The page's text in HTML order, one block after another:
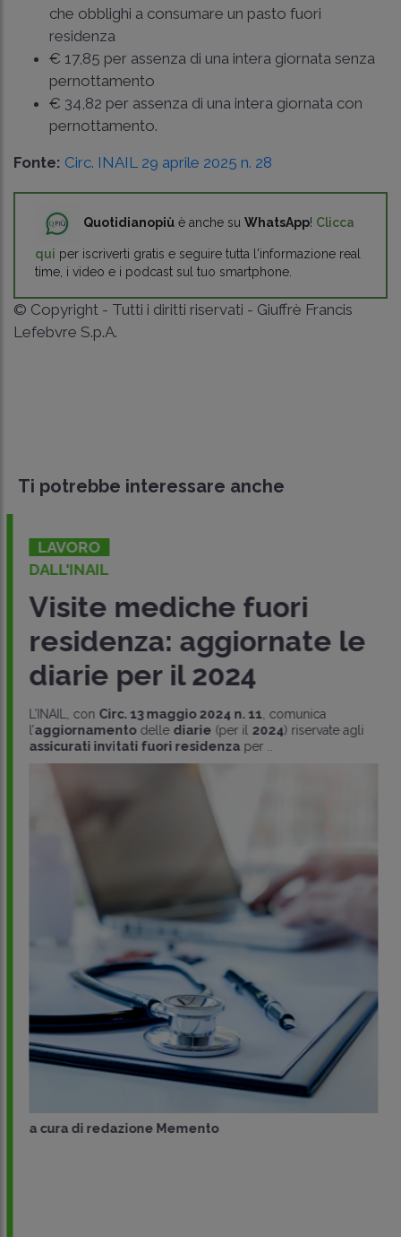
che obblighi a consumare un pasto fuori
residenza
€ 17,85 per assenza di una intera giornata senza
pernottamento
€ 34,82 per assenza di una intera giornata con
pernottamento.
Fonte: Circ. INAIL 29 aprile 2025 n. 28
Quotidianopiù è anche su WhatsApp! Clicca
qui per iscriverti gratis e seguire tutta l'informazione real
time, i video e i podcast sul tuo smartphone.
© Copyright - Tutti i diritti riservati - Giuffrè Francis
Lefebvre S.p.A.
Ti potrebbe interessare anche
LAVORO
DALL'INAIL
Visite mediche fuori
residenza: aggiornate le
diarie per il 2024
L’INAIL, conCirc. 13 maggio 2024 n. 11, comunica
aggiornamentodellediarie(per il 2024) riservate agli
assicurati invitati fuori residenzaper ..
a cura diredazione Memento